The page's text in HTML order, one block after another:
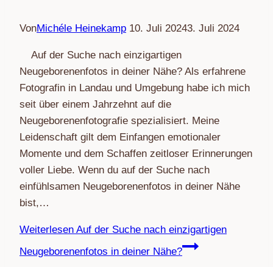
VonMichéle Heinekamp 10. Juli 20243. Juli 2024
Auf der Suche nach einzigartigen
Neugeborenenfotos in deiner Nähe? Als erfahrene
Fotografin in Landau und Umgebung habe ich mich
seit über einem Jahrzehnt auf die
Neugeborenenfotografie spezialisiert. Meine
Leidenschaft gilt dem Einfangen emotionaler
Momente und dem Schaffen zeitloser Erinnerungen
voller Liebe. Wenn du auf der Suche nach
einfühlsamen Neugeborenenfotos in deiner Nähe
bist,…
Weiterlesen Auf der Suche nach einzigartigen
Neugeborenenfotos in deiner Nähe?